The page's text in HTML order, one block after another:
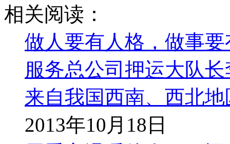
《保安服务管理条例》的颁布施行对于保安从业单位来说既
完全有能力在异地申请注册成立分公司拓展保安业务。当然
业者在探索中逐步推进。本文笔者就如何拓展异地保安人防市
当前拓展异地保安人防市场的环境
目前，拓展异地保安人防市场， 无论是国家政策支持力度，
地保安人防业务提供了法律保障。严格的市场准入制度、健
从市场需求方面看，保安服务市场的逐步放开，给保安从业
但在实际运作中，开展异地保安人防业务也会面临一些问题
相关阅读：
做人要有人格，做事
服务总公司押运大队
来自我国西南、西北
2013年10月18日